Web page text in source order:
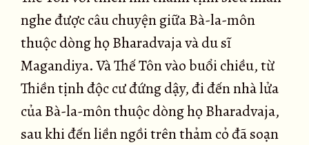
nghe được câu chuyện giữa Bà-la-môn
thuộc dòng họ Bharadvaja và du sĩ
Magandiya. Và Thế Tôn vào buổi chiều, từ
Thiền tịnh độc cư đứng dậy, đi đến nhà lửa
của Bà-la-môn thuộc dòng họ Bharadvaja,
sau khi đến liền ngồi trên thảm cỏ đã soạn